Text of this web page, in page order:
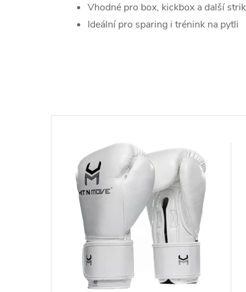
Vhodné pro box, kickbox a další
Ideální pro sparing i trénink na pytli